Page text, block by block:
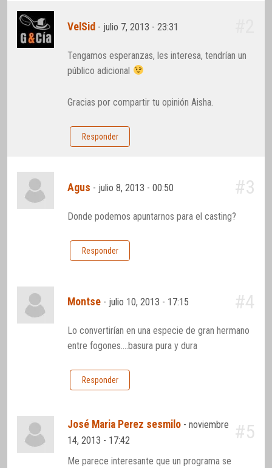
VelSid - julio 7, 2013 - 23:31
Tengamos esperanzas, les interesa, tendrían un
público adicional
Gracias por compartir tu opinión Aisha.
Responder
Agus - julio 8, 2013 - 00:50 #3
Donde podemos apuntarnos para el casting?
Responder
Montse - julio 10, 2013 - 17:15 #4
Lo convertirían en una especie de gran hermano
entre fogones….basura pura y dura
Responder
José Maria Perez sesmilo -noviembre
14, 2013 - 17:42
#5
Me parece interesante que un programa se